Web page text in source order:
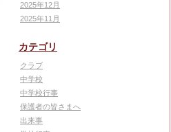
2025年12月
2025年11月
カテゴリ
クラブ
中学校
中学校行事
保護者の皆さまへ
出来事